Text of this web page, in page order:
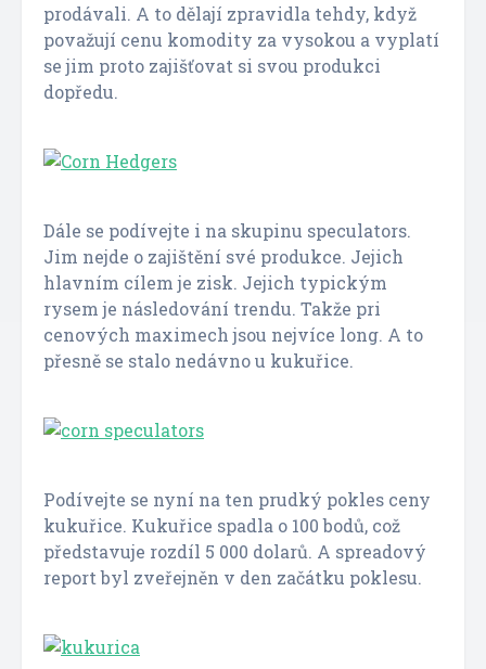
prodávali. A to dělají zpravidla tehdy, když
považují cenu komodity za vysokou a vyplatí
se jim proto zajišťovat si svou produkci
dopředu.
Dále se podívejte i na skupinu speculators.
Jim nejde o zajištění své produkce. Jejich
hlavním cílem je zisk. Jejich typickým
rysem je následování trendu. Takže pri
cenových maximech jsou nejvíce long. A to
přesně se stalo nedávno u kukuřice.
Podívejte se nyní na ten prudký pokles ceny
kukuřice. Kukuřice spadla o 100 bodů, což
představuje rozdíl 5 000 dolarů. A spreadový
report byl zveřejněn v den začátku poklesu.